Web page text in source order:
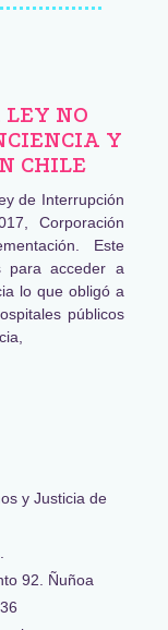
LEY NO
Y
CHILE
de Interrupción
Corporación
Este
para acceder a
lo que obligó a
públicos
y Justicia de
92. Ñuñoa